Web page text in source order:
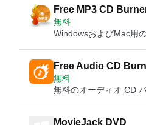
Free MP3 CD
無料
WindowsおよびMac用
Free Audio CD
無料
無料のオーディオ CD
MovieJack DVD